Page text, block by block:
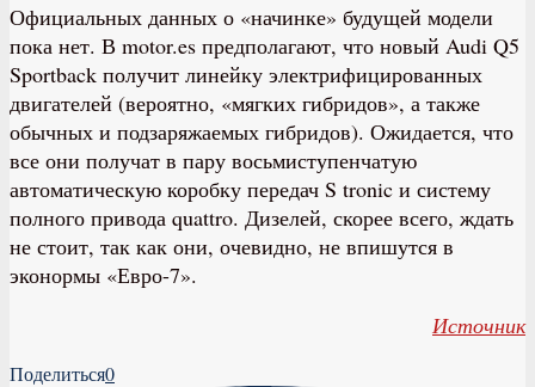
Официальных данных о «начинке» будущей модели
пока нет. В motor.es предполагают, что новый Audi Q5
Sportback получит линейку электрифицированных
двигателей (вероятно, «мягких гибридов», а также
обычных и подзаряжаемых гибридов). Ожидается, что
все они получат в пару восьмиступенчатую
автоматическую коробку передач S tronic и систему
полного привода quattro. Дизелей, скорее всего, ждать
не стоит, так как они, очевидно, не впишутся в
эконормы «Евро-7».
Источник
Поделиться0